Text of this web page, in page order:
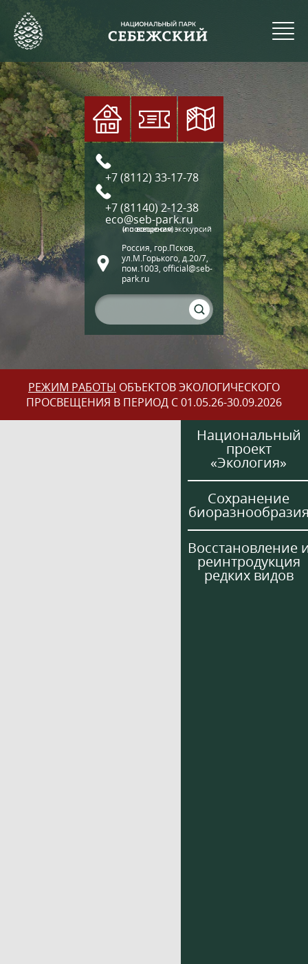
+7 (8112) 33-17-78
+7 (81140) 2-12-38
eco@seb-park.ru
(по вопросам экскурсий и посещения)
Россия, гор.Псков,
ул.М.Горького, д.20/7,
пом.1003, official@seb-
park.ru
РЕЖИМ РАБОТЫ ОБЪЕКТОВ ЭКОЛОГИЧЕСКОГО
ПРОСВЕЩЕНИЯ В ПЕРИОД С 01.05.26-30.09.2026
Национальный
проект
«Экология»
Сохранение
Восстановление
реинтродукция
редких видов